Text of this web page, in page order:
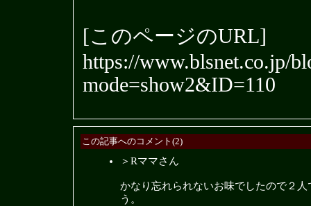
[このページのURL]
https://www.blsnet.co.jp/
mode=show2&ID=110
この記事へのコメント(2)
＞Rママさん
かなり忘れられないお味でしたので２人
う。